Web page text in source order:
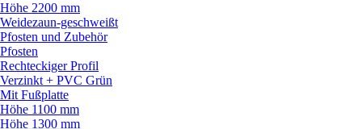
Höhe 2200 mm
Weidezaun-geschweißt
Pfosten und Zubehör
Pfosten
Rechteckiger Profil
Verzinkt + PVC Grün
Mit Fußplatte
Höhe 1100 mm
Höhe 1300 mm